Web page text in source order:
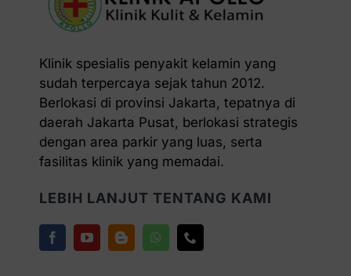
Klinik spesialis penyakit kelamin yang
sudah terpercaya sejak tahun 2012.
Berlokasi di provinsi Jakarta, tepatnya di
daerah Jakarta Pusat, berlokasi strategis
dengan area parkir yang luas, serta
fasilitas klinik yang memadai.
LEBIH LANJUT TENTANG KAMI